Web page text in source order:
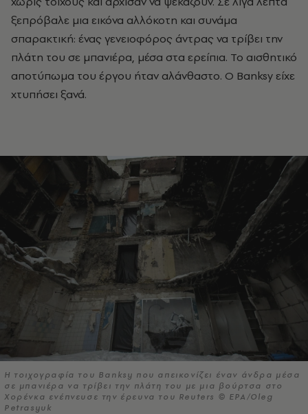
ξεπρόβαλε μια εικόνα αλλόκοτη και συνάμα
σπαρακτική: ένας γενειοφόρος άντρας να τρίβει την
πλάτη του σε μπανιέρα, μέσα στα ερείπια. Το αισθητικό
αποτύπωμα του έργου ήταν αλάνθαστο. Ο Banksy είχε
χτυπήσει ξανά.
Η τοιχογραφία του Banksy που απεικονίζει έναν άνδρα μέσα
σε μπανιέρα να τρίβει την πλάτη του με μια βούρτσα στο
Χορένκα ενέπνευσε την έρευνα του Reuters © EPA/Oleg
Petrasyuk